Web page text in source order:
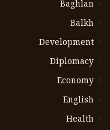
Baghlan
Balkh
Development
Diplomacy
Economy
English
Health